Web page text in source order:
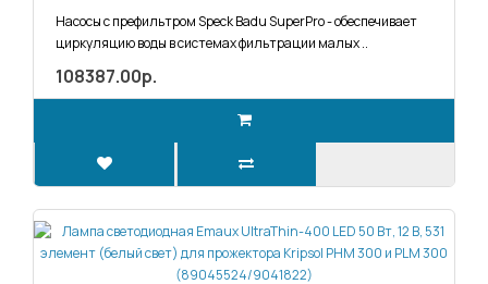
Насосы с префильтром Speck Badu SuperPro - обеспечивает
циркуляцию воды в системах фильтрации малых ..
108387.00р.